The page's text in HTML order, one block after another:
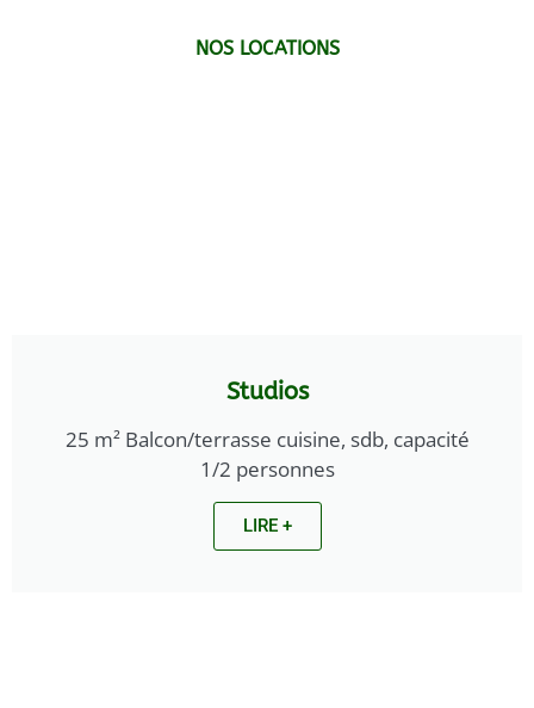
NOS LOCATIONS
Studios
25 m² Balcon/terrasse cuisine, sdb, capacité
1/2 personnes
LIRE +